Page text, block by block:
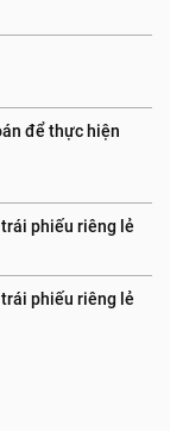
để thực hiện
phiếu riêng lẻ
phiếu riêng lẻ